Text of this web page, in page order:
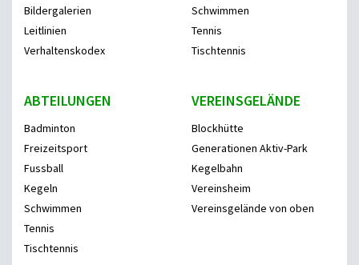
Bildergalerien
Leitlinien
Verhaltenskodex
Schwimmen
Tennis
Tischtennis
ABTEILUNGEN
Badminton
Freizeitsport
Fussball
Kegeln
Schwimmen
Tennis
Tischtennis
VEREINSGELÄNDE
Blockhütte
Generationen Aktiv-Park
Kegelbahn
Vereinsheim
Vereinsgelände von oben